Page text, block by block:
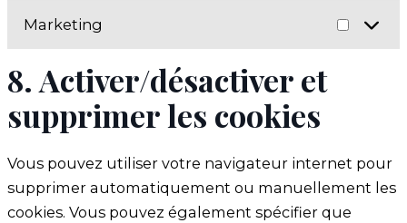
Marketing
8. Activer/désactiver et
supprimer les cookies
Vous pouvez utiliser votre navigateur internet pour
supprimer automatiquement ou manuellement les
cookies. Vous pouvez également spécifier que